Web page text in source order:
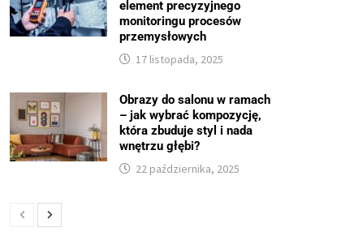
element precyzyjnego
monitoringu procesów
przemysłowych
17 listopada, 2025
Obrazy do salonu w ramach
– jak wybrać kompozycję,
która zbuduje styl i nada
wnętrzu głębi?
22 października, 2025